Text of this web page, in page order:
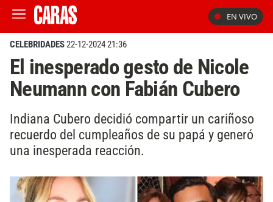
EN VIVO
CELEBRIDADES22-12-2024 21:36
El inesperado gesto de Nicole
Neumann con Fabián Cubero
Indiana Cubero decidió compartir un cariñoso
recuerdo del cumpleaños de su papá y generó
una inesperada reacción.